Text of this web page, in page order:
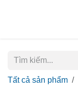
Tất cả sản phẩm